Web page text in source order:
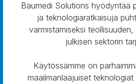
Baumedi Solutions hyödyntää
ja teknologiaratkaisuja
varmistamiseksi
julkisen sektorin
Käytössämme on
maailmanlaajuiset teknologiat